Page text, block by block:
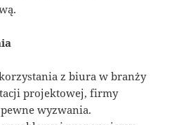
z biura w branży
projektowej, firmy
wyzwania.